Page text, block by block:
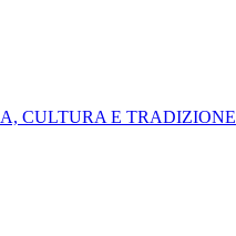
CULTURA E TRADIZIONE